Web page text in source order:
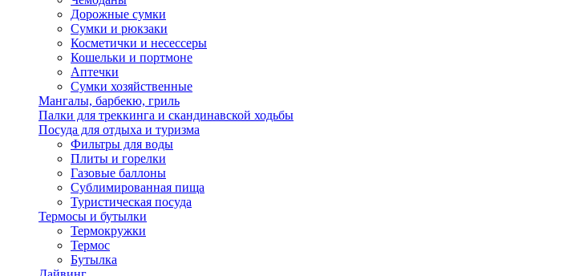
Дорожные сумки
Сумки и рюкзаки
Косметички и несессеры
Кошельки и портмоне
Аптечки
Сумки хозяйственные
Мангалы, барбекю, гриль
Палки для треккинга и скандинавской ходьбы
Посуда для отдыха и туризма
Фильтры для воды
Плиты и горелки
Газовые баллоны
Сублимированная пища
Туристическая посуда
Термосы и бутылки
Термокружки
Термос
Бутылка